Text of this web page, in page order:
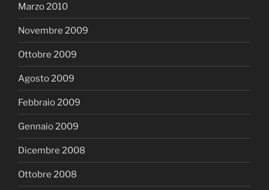
Marzo 2010
Novembre 2009
Ottobre 2009
Agosto 2009
Febbraio 2009
Gennaio 2009
Dicembre 2008
Ottobre 2008